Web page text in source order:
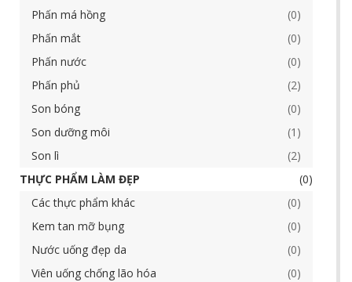
Phấn má hồng
0
Phấn mắt
0
Phấn nước
0
Phấn phủ
2
Son bóng
0
Son dưỡng môi
1
Son lì
2
THỰC PHẨM LÀM ĐẸP
0
Các thực phẩm khác
0
Kem tan mỡ bụng
0
Nước uống đẹp da
0
Viên uống chống lão hóa
0